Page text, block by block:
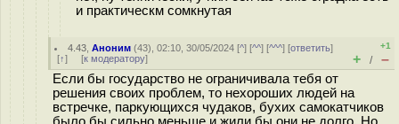
и практическм сомкнутая
4.43 ,Аноним (43), 02:10, 30/05/2024 [^] [^^] [^^^] [ответить]
[↑] [к модератору]
+1
+ / –
Если бы государство не ограничивала тебя от
решения своих проблем, то нехороших людей на
встречке, паркующихся чудаков, бухих самокатчиков